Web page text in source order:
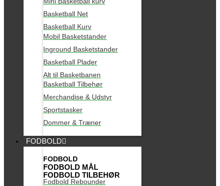
Basketball Net
Basketball Kurv
Mobil Basketstander
Inground Basketstander
Basketball Plader
Alt til Basketbanen
Basketball Tilbehør
Merchandise & Udstyr
Sportstasker
Dommer & Træner
FODBOLD
FODBOLD
FODBOLD MÅL
FODBOLD TILBEHØR
Fodbold Rebounder